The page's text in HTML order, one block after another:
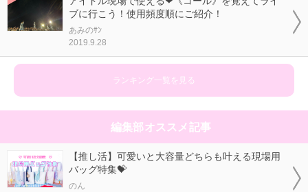
ブに行こう！使用頻度順にご紹介！
あみのｻﾝ
2019.9.28
ランキング一覧を見る
編集部オススメ記事
【推し活】可愛いと大容量どちらも叶える現場用
バッグ特集💝
のん